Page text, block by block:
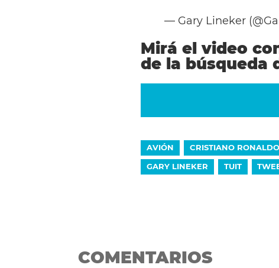
— Gary Lineker
Mirá el video
de la búsqueda
AVIÓN CRISTIANO RONALDO
GARY LINEKER
TUIT
COMENTARIOS